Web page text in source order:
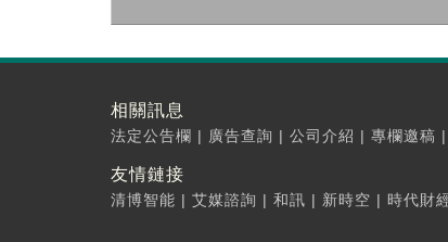
相關訊息
法定公告欄 | 廣告查詢 | 公司介紹 | 專欄邀稿 |
友情鏈接
清博智能 | 艾媒諮詢 | 和訊 | 新時空 | 時代財